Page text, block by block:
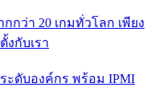
กว่า 20 เกมทั่วโลก เพียง
งกับเรา
ระดับองค์กร พร้อม IPMI